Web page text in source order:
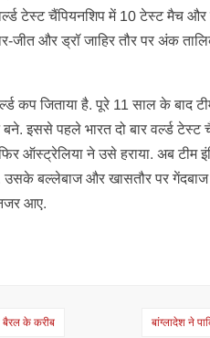
वर्ल्ड टेस्ट चैंपियनशिप में 10 टेस्ट
जीत और ड्रॉ जाहिर तौर पर अंक
कप जिताया है. पूरे 11 साल के बाद
बने. इससे पहले भारत दो बार वर्ल्ड
ऑस्ट्रेलिया ने उसे हराया. अब टीम
है. उसके बल्लेबाज और खासतौर पर
आए.
बैरल के करीब बांग्लादेश ने